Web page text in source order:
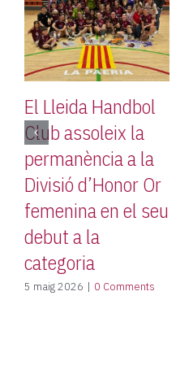
El Lleida Handbol
Club assoleix la
permanència a la
Divisió d’Honor Or
femenina en el seu
debut a la
categoria
5 maig 2026 | 0 Comments